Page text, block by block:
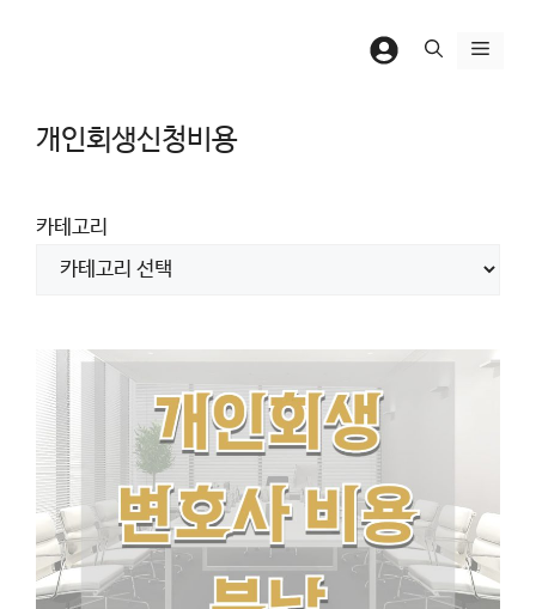
메
개인회생신청비용
카테고리